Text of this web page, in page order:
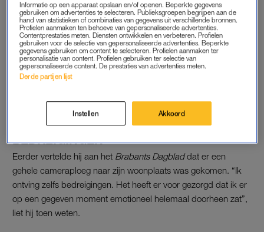
respectvol mee om”, vertelt hij.
Stefan en Dennis uit 'MAFS'
teleurgesteld in elkaar: 'Met
zo'n man wil ik niet getrouwd
blijven'
BEDREIGINGEN
Eerder vertelde hij aan het Brabants Dagbladdat er een
gehele cameraploeg naar zijn woonplaats was gekomen. “Ik
ontving zelfs bedreigingen. Het heeft er voor gezorgd dat ik er
op een gegeven moment emotioneel helemaal doorheen zat”,
liet hij toen weten.
Informatie op een apparaat opslaan en/of openen. Beperkte gegevens
gebruiken om advertenties te selecteren. Publieksgroepen begrijpen aan de
hand van statistieken of combinaties van gegevens uit verschillende bronnen.
Profielen aanmaken ten behoeve van gepersonaliseerde advertenties.
Contentprestaties meten. Diensten ontwikkelen en verbeteren. Profielen
gebruiken voor de selectie van gepersonaliseerde advertenties. Beperkte
gegevens gebruiken om content te selecteren. Profielen aanmaken ter
personalisatie van content. Profielen gebruiken ter selectie van
gepersonaliseerde content. De prestaties van advertenties meten.
Derde partijen lijst
Instellen Akkoord